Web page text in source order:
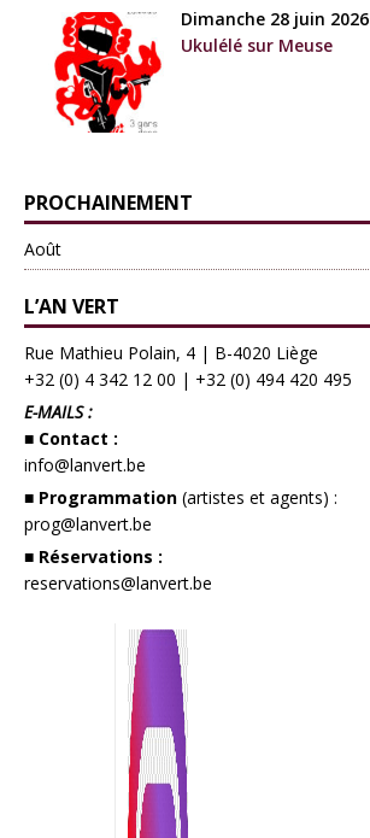
Dimanche 28 juin 2026
Ukulélé sur Meuse
PROCHAINEMENT
Août
L’AN VERT
Rue Mathieu Polain, 4 | B-4020 Liège
+32 (0) 4 342 12 00 | +32 (0) 494 420 495
E-MAILS :
■ Contact :
info@lanvert.be
■ Programmation (artistes et agents) :
prog@lanvert.be
■ Réservations :
reservations@lanvert.be